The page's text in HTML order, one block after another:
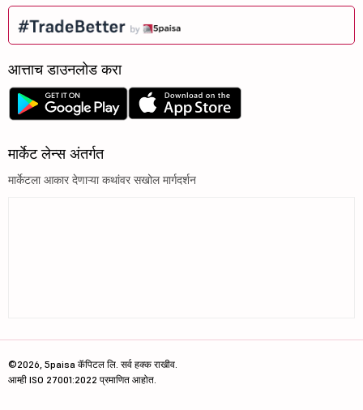
आत्ताच डाउनलोड करा
मार्केट लेन्स अंतर्गत
मार्केटला आकार देणाऱ्या कथांवर सखोल मार्गदर्शन
©2026, 5paisa कॅपिटल लि. सर्व हक्क राखीव.
आम्ही ISO 27001:2022 प्रमाणित आहोत.